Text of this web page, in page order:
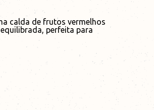
+351239 702 240
Coimbra - Vale das Flores
calda de frutos vermelhos
perfeita para